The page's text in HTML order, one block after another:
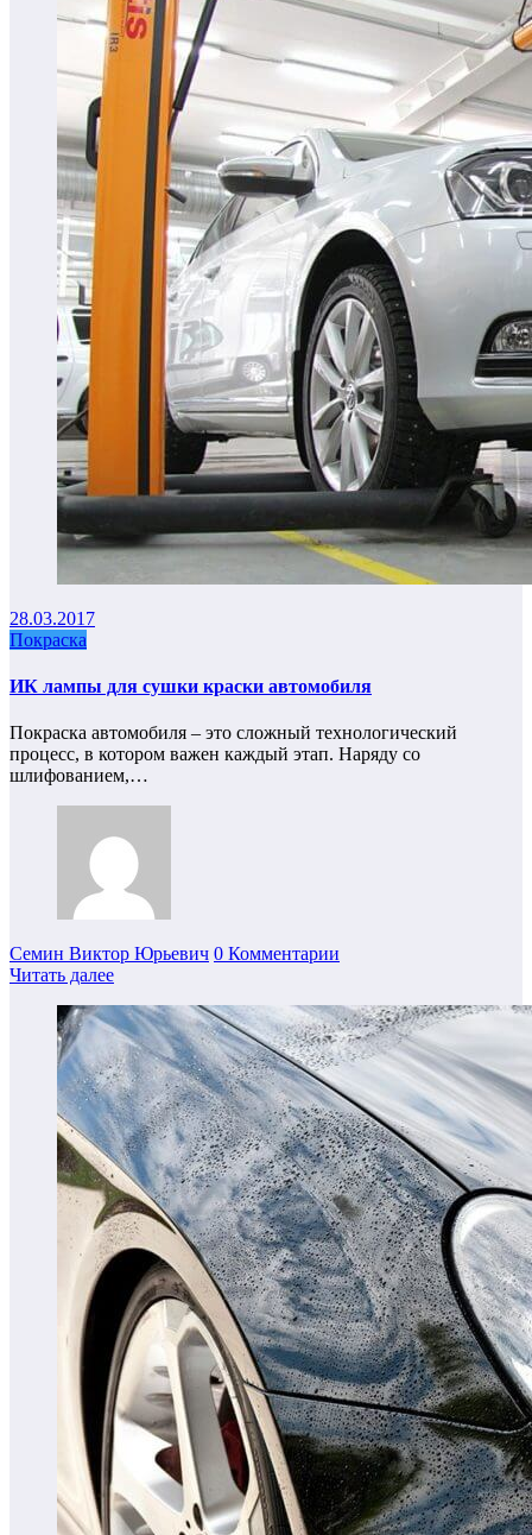
28.03.2017
Покраска
ИК лампы для сушки краски автомобиля
Покраска автомобиля – это сложный технологический
процесс, в котором важен каждый этап. Наряду со
шлифованием,…
Семин Виктор Юрьевич 0 Комментарии
Читать далее